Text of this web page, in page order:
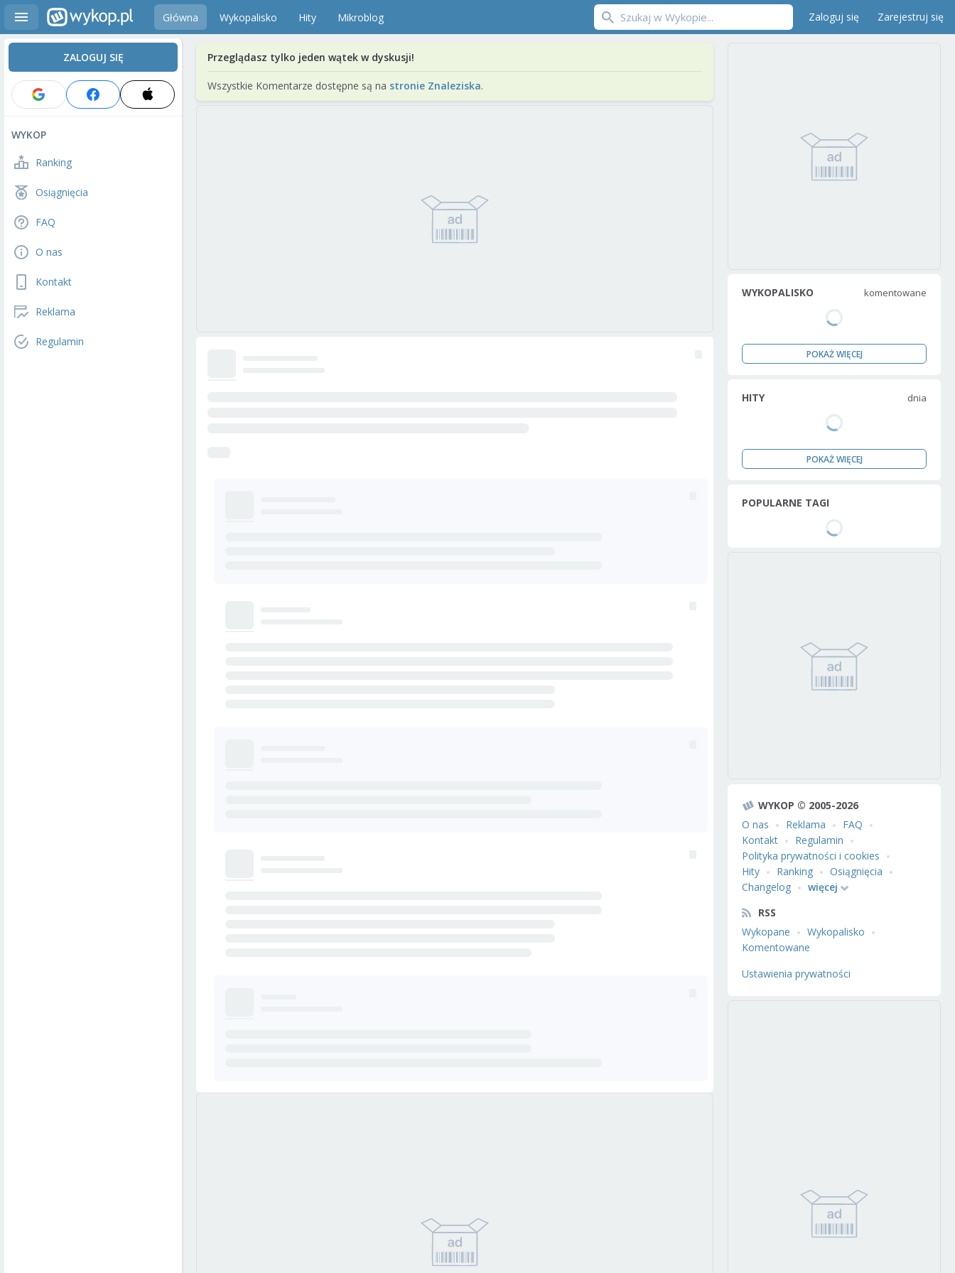
Główna Wykopalisko Hity Mikroblog Zaloguj się Zarejestruj się
ZALOGUJ SIĘ
WYKOP
Ranking
Osiągnięcia
FAQ
O nas
Kontakt
Reklama
Regulamin
Przeglądasz tylko jeden wątek w dyskusji!
Wszystkie Komentarze dostępne są na stronie Znaleziska.
WYKOPALISKO komentowane
POKAŻ WIĘCEJ
HITY dnia
POKAŻ WIĘCEJ
POPULARNE TAGI
WYKOP © 2005-2026
O nas
Reklama
FAQ
Kontakt
Regulamin
Polityka prywatności i cookies
Hity
Ranking
Osiągnięcia
Changelog
więcej
RSS
Wykopane
Wykopalisko
Komentowane
Ustawienia prywatności